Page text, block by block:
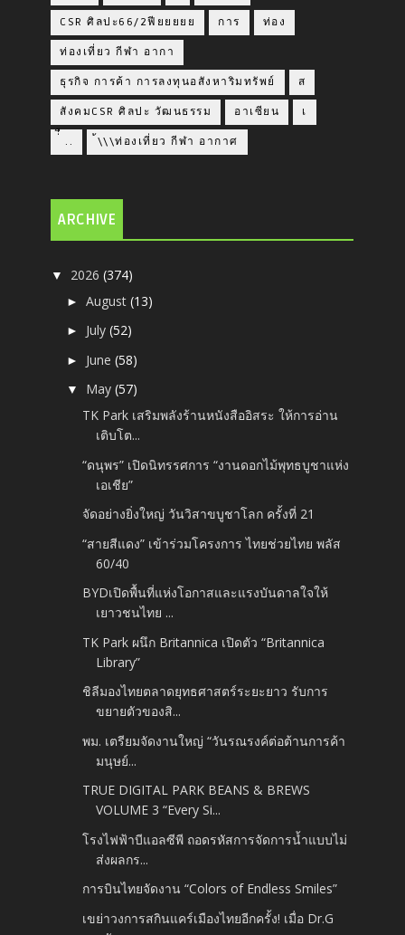
CSR ศิลปะ66/2ฟียยยยย การ ท่อง
ท่องเที่ยว กีฬา อากา
ธุรกิจ การค้า การลงทุนอสังหาริมทรัพย์ ส
สังคมCSR ศิลปะ วัฒนธรรม อาเซียน เ
่่ื​ .. ้\\\ท่องเที่ยว กีฬา อากาศ
ARCHIVE
▼ 2026(374)
►August(13)
► July(52)
► June(58)
▼ May(57)
TK Park เสริมพลังร้านหนังสืออิสระ ให้การอ่าน
เติบโต...
“ดนุพร” เปิดนิทรรศการ “งานดอกไม้พุทธบูชาแห่ง
เอเชีย”
จัดอย่างยิ่งใหญ่ วันวิสาขบูชาโลก ครั้งที่ 21
“สายสีแดง” เข้าร่วมโครงการ ไทยช่วยไทย พลัส
60/40
BYDเปิดพื้นที่แห่งโอกาสและแรงบันดาลใจให้
เยาวชนไทย ...
TK Park ผนึก Britannica เปิดตัว “Britannica
Library”
ชิลีมองไทยตลาดยุทธศาสตร์ระยะยาว รับการ
ขยายตัวของสิ...
พม. เตรียมจัดงานใหญ่ “วันรณรงค์ต่อต้านการค้า
มนุษย์...
TRUE DIGITAL PARK BEANS & BREWS
VOLUME 3 “Every Si...
โรงไฟฟ้าบีแอลซีพี ถอดรหัสการจัดการน้ำแบบไม่
ส่งผลกร...
การบินไทยจัดงาน “Colors of Endless Smiles”
เขย่าวงการสกินแคร์เมืองไทยอีกครั้ง! เมื่อ Dr.G